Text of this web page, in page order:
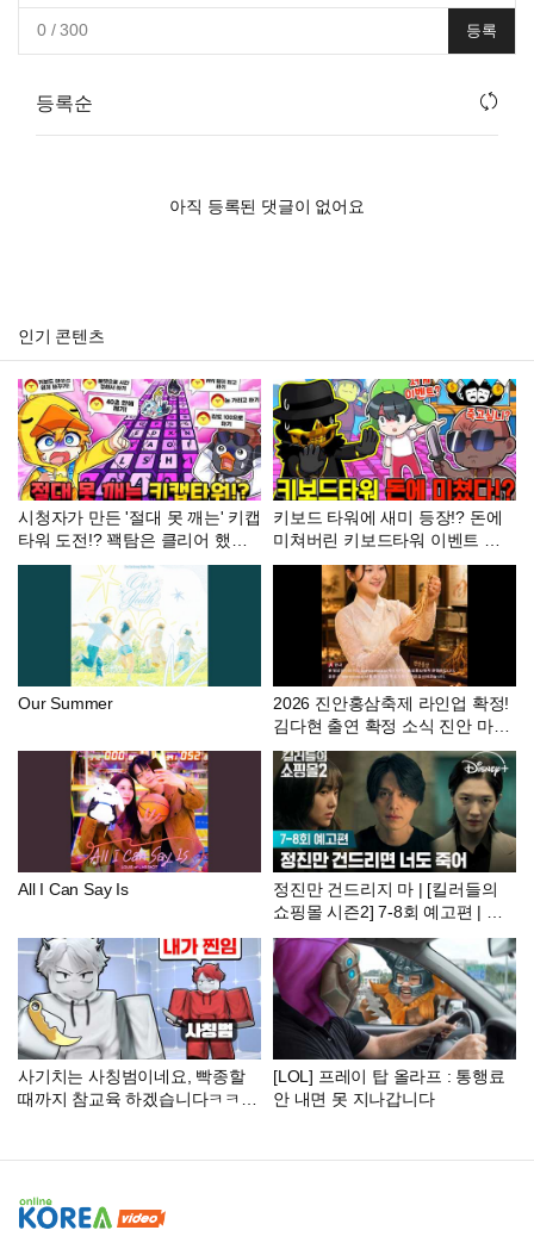
0/ 300 등록
등록순
아직 등록된 댓글이 없어요
인기 콘텐츠
시청자가 만든 '절대 못 깨는' 키캡
타워 도전!? 꽥탐은 클리어 했을
까
키보드 타워에 새미 등장!? 돈에
미쳐버린 키보드타워 이벤트 ㄷ
ㄷ.....
Our Summer
2026 진안홍삼축제 라인업 확정!
김다현 출연 확정 소식 진안 마이
산에서 피어난 꽃길, 김다현과 함
께 가요
All I Can Say Is
정진만 건드리지 마 | [킬러들의
쇼핑몰 시즌2] 7-8회 예고편 | 디
즈니+
사기치는 사칭범이네요, 빡종할
때까지 참교육 하겠습니다ㅋㅋㅋ
[LOL] 프레이 탑 올라프 : 통행료
안 내면 못 지나갑니다